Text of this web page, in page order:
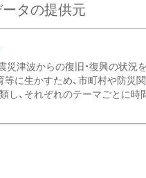
ータの提供元
津波からの復旧・復興の状況
に生かすため、市町村や防災
し、それぞれのテーマごとに